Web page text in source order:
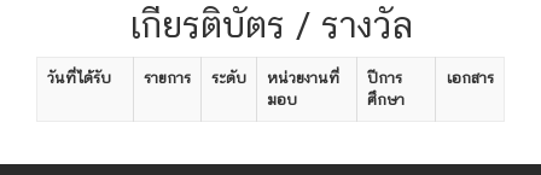
เกียรติบัตร / รางวัล
วันที่ได้รับ รายการ ระดับ
หน่วยงานที่
มอบ
ปีการ
ศึกษา
เอกสาร